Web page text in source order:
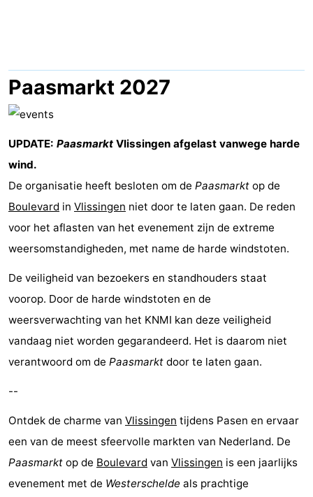
-
Bos
en
-
De
Geere
-
Zandput
Dennenbos
-
Haak
De
Westhove
Last
Zien
&
doen
Bezienswaardigheden
-
Musea
-
Monumenten
-
Paasmarkt 2027
UPDATE: Paasmarkt Vlissingen afgelast vanwege harde
wind.
De organisatie heeft besloten om de Paasmarkt op de
Boulevard in Vlissingen niet door te laten gaan. De reden
voor het aflasten van het evenement zijn de extreme
weersomstandigheden, met name de harde windstoten.
De veiligheid van bezoekers en standhouders staat
voorop. Door de harde windstoten en de
weersverwachting van het KNMI kan deze veiligheid
vandaag niet worden gegarandeerd. Het is daarom niet
verantwoord om de Paasmarkt door te laten gaan.
--
Ontdek de charme van Vlissingen tijdens Pasen en ervaar
een van de meest sfeervolle markten van Nederland. De
Paasmarkt op de Boulevard van Vlissingen is een jaarlijks
evenement met de Westerschelde als prachtige